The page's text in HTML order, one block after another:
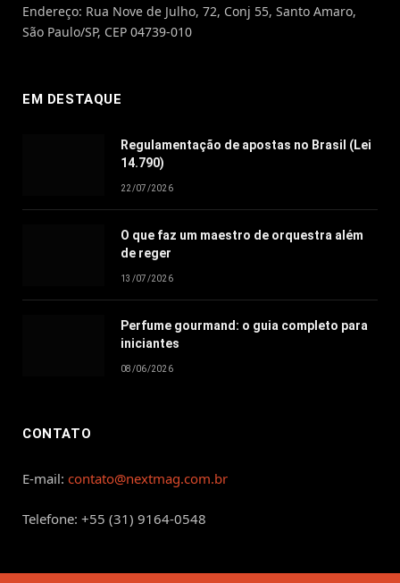
Endereço: Rua Nove de Julho, 72, Conj 55, Santo Amaro,
São Paulo/SP, CEP 04739-010
EM DESTAQUE
Regulamentação de apostas no Brasil (Lei
14.790)
22/07/2026
O que faz um maestro de orquestra além
de reger
13/07/2026
Perfume gourmand: o guia completo para
iniciantes
08/06/2026
CONTATO
E-mail: contato@nextmag.com.br
Telefone: +55 (31) 9164-0548